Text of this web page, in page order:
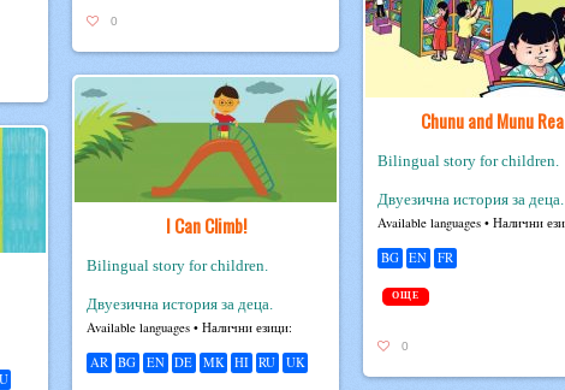
0
Chunu and Munu
Bilingual story for children.
Двуезична история за деца.
Avail­able lan­guages • Налични
BG EN FR
ОЩЕ
0
I Can Climb!
Bilingual story for children.
Двуезична история за деца.
Avail­able lan­guages • Налични езици:
AR BG EN DE MK HI RU UK